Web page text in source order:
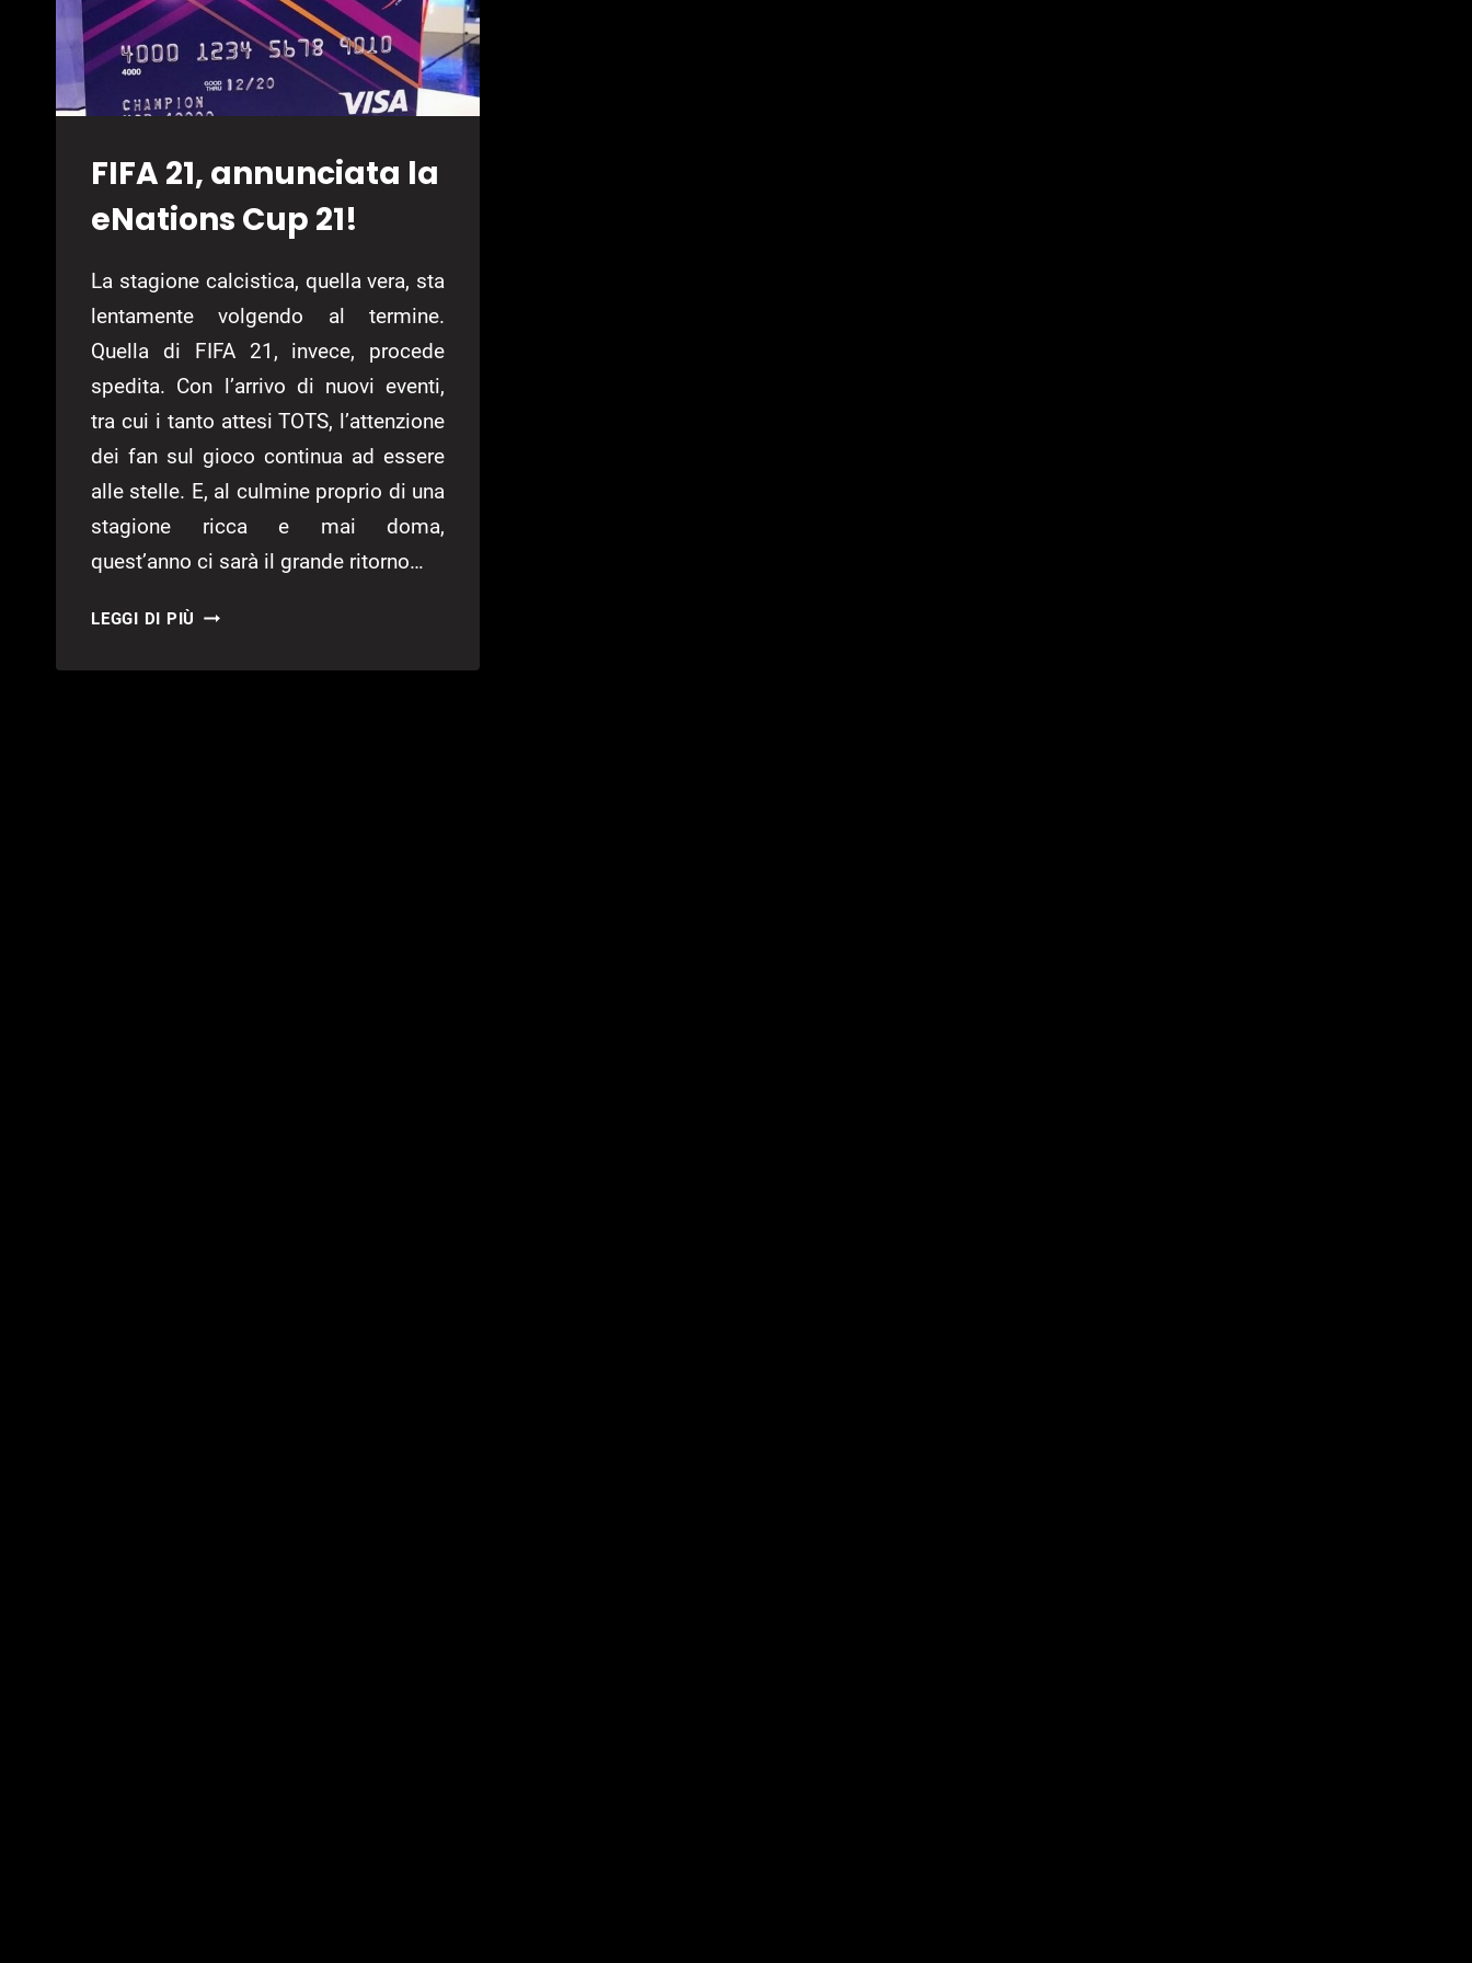
FIFA 21, annunciata la
eNations Cup 21!
La stagione calcistica, quella vera, sta
lentamente volgendo al termine.
Quella di FIFA 21, invece, procede
spedita. Con l’arrivo di nuovi eventi,
tra cui i tanto attesi TOTS, l’attenzione
dei fan sul gioco continua ad essere
alle stelle. E, al culmine proprio di una
stagione ricca e mai doma,
quest’anno ci sarà il grande ritorno…
LEGGI DI PIÙ FIFA
ANNUNCIATA